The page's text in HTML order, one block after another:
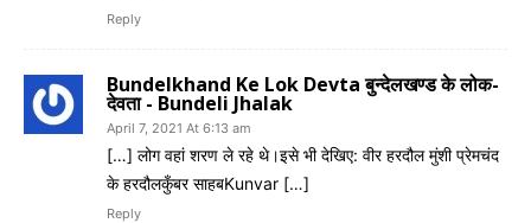
Reply
Bundelkhand Ke Lok Devta बुन्देलखण्ड के लोक-
देवता - Bundeli Jhalak
April 7, 2021 At 6:13 am
[…] लोग वहां शरण ले रहे थे।इसे भी देखिए: वीर हरदौल मुंशी प्रेमचंद
के हरदौलकुँबर साहबKunvar […]
Reply